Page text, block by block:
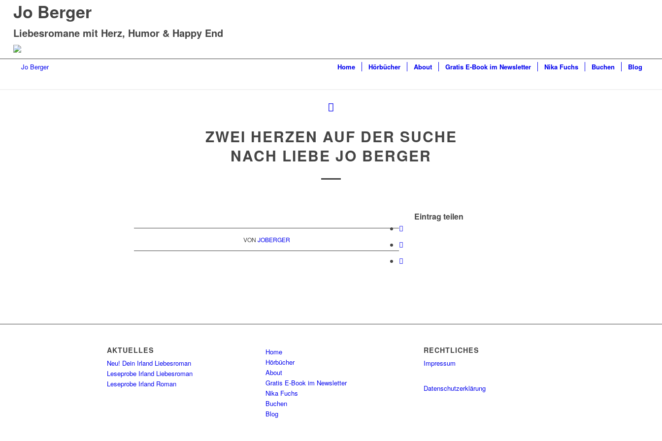
Jo Berger
Liebesromane mit Herz, Humor & Happy End
Home Hörbücher About Gratis E-Book im Newsletter Nika Fuchs Buchen Blog
ZWEI HERZEN AUF DER SUCHE
NACH LIEBE JO BERGER
VON JOBERGER
Eintrag teilen
AKTUELLES
Neu! Dein Irland Liebesroman
Leseprobe Irland Liebesroman
Leseprobe Irland Roman
Home
Hörbücher
About
Gratis E-Book im Newsletter
Nika Fuchs
Buchen
Blog
RECHTLICHES
Impressum
Datenschutzerklärung